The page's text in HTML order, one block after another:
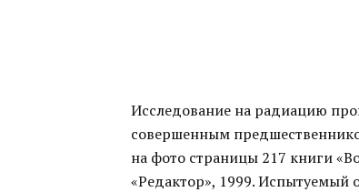
Исследование на радиацию
совершенным
на фото страницы 217 книги
«Редактор», 1999. Испытуемый